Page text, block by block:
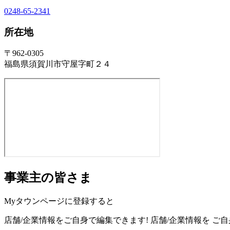
0248-65-2341
所在地
〒962-0305
福島県須賀川市守屋字町２４
事業主の皆さま
Myタウンページに登録すると
店舗/企業情報をご自身で編集できます! 店舗/企業情報を ご